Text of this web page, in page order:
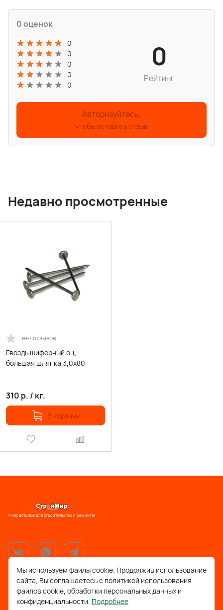
0 оценок
0
0
0
0
0
0
Рейтинг
Авторизуйтесь,
чтобы оставить отзыв
Недавно просмотренные
нет отзывов
Гвоздь шиферный оц,
большая шляпка 3,0х80
310 р. / кг.
В корзину
У нас есть все для строительства и ремонта!
support@stroymir48.ru
Мы используем файлы cookie. Продолжив использование
сайта, Вы соглашаетесь с политикой использования
файлов cookie, обработки персональных данных и
конфиденциальности. Подробнее